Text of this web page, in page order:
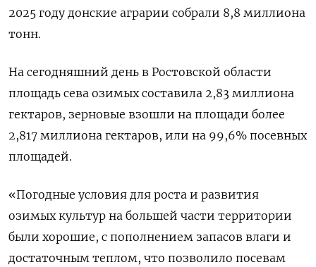
2025 году донские аграрии собрали 8,8 миллиона
тонн.
На сегодняшний день в Ростовской области
площадь сева озимых составила 2,83 миллиона
гектаров, зерновые взошли на площади более
2,817 миллиона гектаров, или на 99,6% посевных
площадей.
«Погодные условия для роста и развития
озимых культур на большей части территории
были хорошие, с пополнением запасов влаги и
достаточным теплом, что позволило посевам